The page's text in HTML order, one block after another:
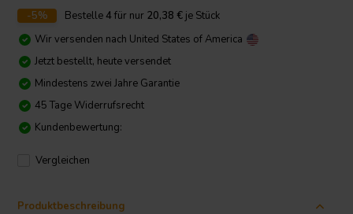
-5% Bestelle4 für nur 20,38 € je Stück
Wir versenden nach United States of America
Jetzt bestellt, heute versendet
Mindestens zwei Jahre Garantie
45 Tage Widerrufsrecht
Kundenbewertung:
Vergleichen
Produktbeschreibung